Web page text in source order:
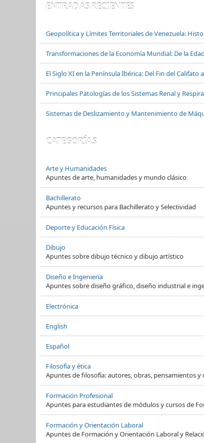
ENTRADAS RECIENTES
Geopolítica y Límites Territoriales de Venezuela:
Transformaciones de la Economía Mundial: De la
El Siglo XI en la Península Ibérica: Del Fin del
Principales Patologías de los Sistemas Renal y
Sistemas de Deslizamiento y Mantenimiento de
CATEGORÍAS
Arte y Humanidades
Apuntes de arte, humanidades y mundo clásico
Bachillerato
Apuntes y recursos para Bachillerato y Selectividad
Deporte y Educación Física
Dibujo
Apuntes sobre dibujo técnico y dibujo artístico
Diseño e Ingeniería
Apuntes sobre diseño gráfico, diseño industrial e
Electrónica
English
Español
Filosofía y ética
Apuntes de filosofía: autores, obras, pensamientos
Formación Profesional
Apuntes para estudiantes de módulos y cursos de
Formación y Orientación Laboral
Apuntes de Formación y Orientación Laboral y